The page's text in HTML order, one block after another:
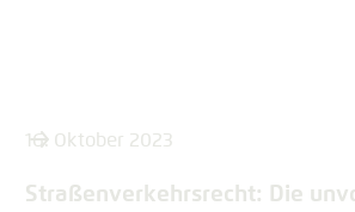
16. Oktober 2023
Straßenverkehrsrecht: Die